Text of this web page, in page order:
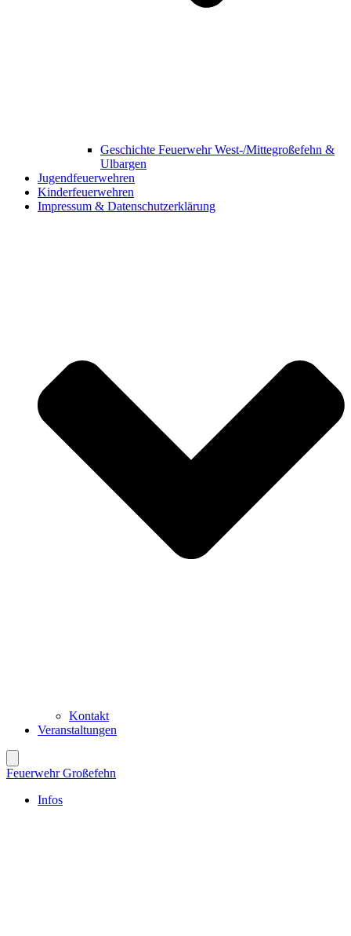
Geschichte Feuerwehr West-/Mittegroßefehn &
Ulbargen
Jugendfeuerwehren
Kinderfeuerwehren
Impressum & Datenschutzerklärung
Kontakt
Veranstaltungen
Feuerwehr Großefehn
Infos